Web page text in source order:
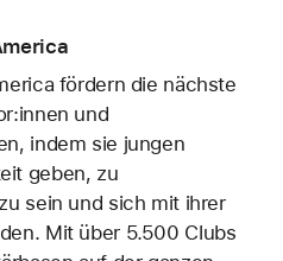
fördern die nächste
und
indem sie jungen
geben, zu
sein und sich mit ihrer
Mit über 5.500 Clubs